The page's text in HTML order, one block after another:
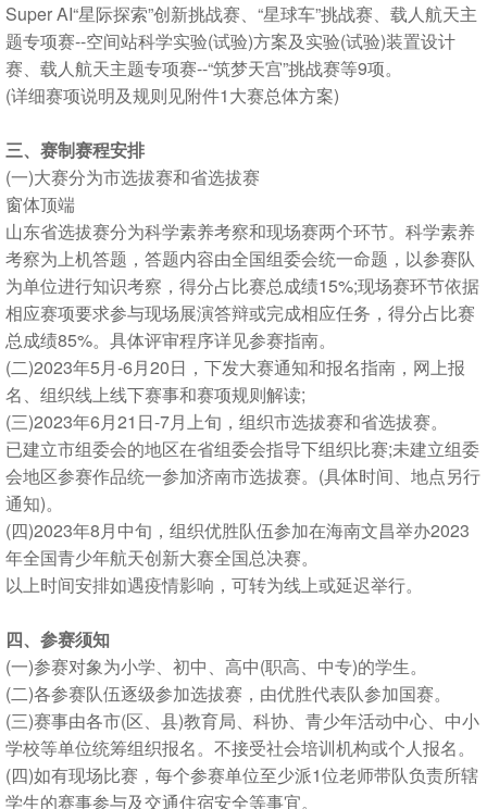
Super AI“星际探索”创新挑战赛、“星球车”挑战赛、载人航天主
题专项赛--空间站科学实验(试验)方案及实验(试验)装置设计
赛、载人航天主题专项赛--“筑梦天宫”挑战赛等9项。
(详细赛项说明及规则见附件1大赛总体方案)
三、赛制赛程安排
(一)大赛分为市选拔赛和省选拔赛
窗体顶端
山东省选拔赛分为科学素养考察和现场赛两个环节。科学素养
考察为上机答题，答题内容由全国组委会统一命题，以参赛队
为单位进行知识考察，得分占比赛总成绩15%;现场赛环节依据
相应赛项要求参与现场展演答辩或完成相应任务，得分占比赛
总成绩85%。具体评审程序详见参赛指南。
(二)2023年5月-6月20日，下发大赛通知和报名指南，网上报
名、组织线上线下赛事和赛项规则解读;
(三)2023年6月21日-7月上旬，组织市选拔赛和省选拔赛。
已建立市组委会的地区在省组委会指导下组织比赛;未建立组委
会地区参赛作品统一参加济南市选拔赛。(具体时间、地点另行
通知)。
(四)2023年8月中旬，组织优胜队伍参加在海南文昌举办2023
年全国青少年航天创新大赛全国总决赛。
以上时间安排如遇疫情影响，可转为线上或延迟举行。
四、参赛须知
(一)参赛对象为小学、初中、高中(职高、中专)的学生。
(二)各参赛队伍逐级参加选拔赛，由优胜代表队参加国赛。
(三)赛事由各市(区、县)教育局、科协、青少年活动中心、中小
学校等单位统筹组织报名。不接受社会培训机构或个人报名。
(四)如有现场比赛，每个参赛单位至少派1位老师带队负责所辖
学生的赛事参与及交通住宿安全等事宜。